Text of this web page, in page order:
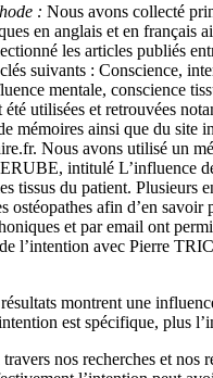
: Nous avons collecté
en anglais et en français
les articles publiés
suivants : Conscience,
mentale, conscience
utilisées et retrouvées
mémoires ainsi que du site
Nous avons utilisé un
intitulé L’influence
tissus du patient. Plusieurs
ostéopathes afin d’en savoir
et par email ont
l’intention avec Pierre
montrent une
est spécifique, plus
nos recherches et nos